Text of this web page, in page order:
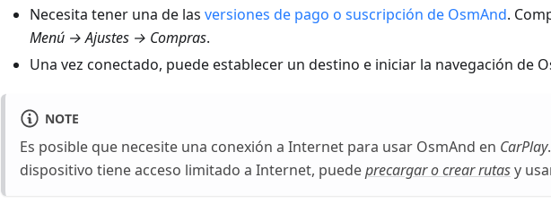
Necesita tener una de las versiones de pago o suscripción de OsmAnd.
Menú → Ajustes → Compras.
Una vez conectado, puede establecer un destino e iniciar la navegación de
NOTE
Es posible que necesite una conexión a Internet para usar OsmAnd en CarPlay
dispositivo tiene acceso limitado a Internet, puedeprecargar o crear rutasy